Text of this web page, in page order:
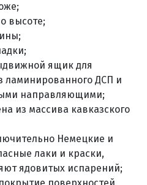
высоте;
ящик для
ламинированного ДСП и
направляющими;
из массива кавказского
Немецкие и
лаки и краски,
ядовитых испарений;